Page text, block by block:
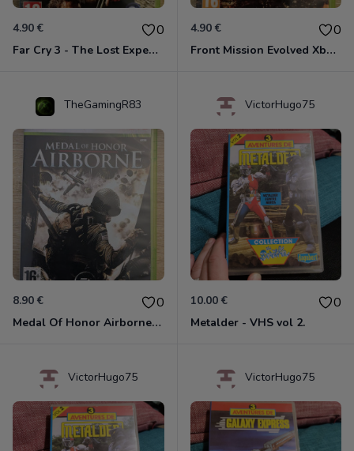
4.90 € 0
Far Cry 3 - The Lost Expeditions - Edition Spéciale Xbox 360
4.90 € 0
Front Mission Evolved Xbox 360
TheGamingR83
8.90 € 0
Medal Of Honor Airborne Xbox 360
VictorHugo75
10.00 € 0
Metalder - VHS vol 2.
VictorHugo75 VictorHugo75